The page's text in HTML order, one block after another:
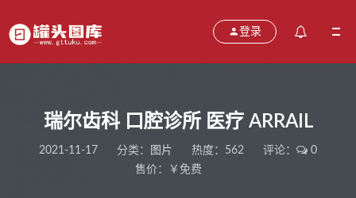
登录
瑞尔齿科 口腔诊所 医疗 ARRAIL
2021-11-17 分类： 图片 热度：562 评论：
0
售价：￥免费